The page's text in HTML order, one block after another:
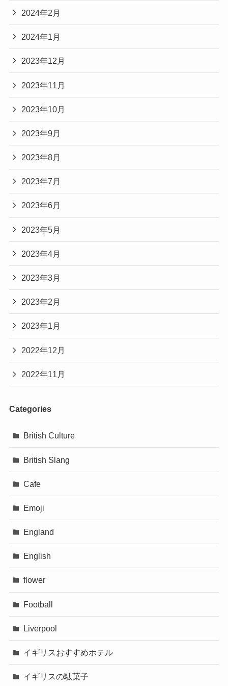
2024年2月
2024年1月
2023年12月
2023年11月
2023年10月
2023年9月
2023年8月
2023年7月
2023年6月
2023年5月
2023年4月
2023年3月
2023年2月
2023年1月
2022年12月
2022年11月
Categories
British Culture
British Slang
Cafe
Emoji
England
English
flower
Football
Liverpool
イギリスおすすめホテル
イギリスの駄菓子